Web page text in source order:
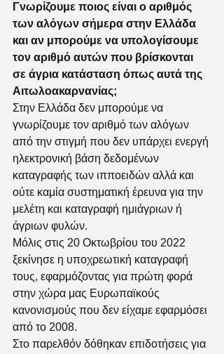
Γνωρίζουμε ποιος είναι ο αριθμός
των αλόγων σήμερα στην Ελλάδα
και αν μπορούμε να υπολογίσουμε
τον αριθμό αυτών που βρίσκονται
σε άγρια κατάσταση όπως αυτά της
Αιτωλοακαρνανίας;
Στην Ελλάδα δεν μπορούμε να
γνωρίζουμε τον αριθμό των αλόγων
από την στιγμή που δεν υπάρχει ενεργή
ηλεκτρονική βάση δεδομένων
καταγραφής των ιπποειδών αλλά και
ούτε καμία συστηματική έρευνα για την
μελέτη και καταγραφή ημιάγριων ή
άγριων φυλών.
Μόλις στις 20 Οκτωβρίου του 2022
ξεκίνησε η υποχρεωτική καταγραφή
τους, εφαρμόζοντας για πρώτη φορά
στην χώρα μας Ευρωπαϊκούς
κανονισμούς που δεν είχαμε εφαρμόσει
από το 2008.
Στο παρελθόν δόθηκαν επιδοτήσεις για